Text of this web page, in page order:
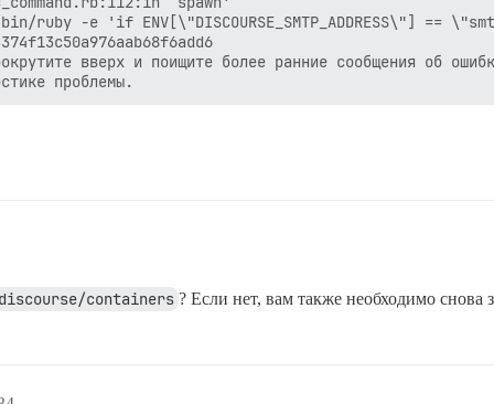
ruby -e 'if ENV[\"DISCOURSE_SMTP_ADDRESS\"]
вверх и поищите более ранние сообщения об
containers ? Если нет, вам также необходимо снова